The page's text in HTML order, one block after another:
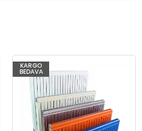
KARGO
BEDAVA